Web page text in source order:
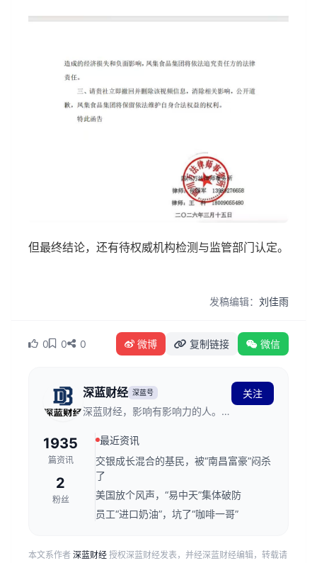
但最终结论，还有待权威机构检测与监管部门认定。
发稿编辑： 刘佳雨
0 0 0 微博 复制链接 微信
深蓝财经 深蓝号
深蓝财经，影响有影响力的人。创
者社区，关注资本市场、公司价
值、财经传媒行业，是国内领先的
财经新媒体。
关注
1935
篇资讯
2
粉丝
最近资讯
交银成长混合的基民，被“南昌富豪”闷杀
了
美国放个风声，“易中天”集体破防
员工“进口奶油”，坑了“咖啡一哥”
本文系作者 深蓝财经 授权深蓝财经发表，并经深蓝财经编辑，转载请